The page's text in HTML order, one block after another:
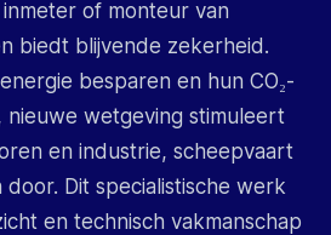
of monteur van
biedt blijvende zekerheid.
besparen en hun CO₂-
nieuwe wetgeving stimuleert
en industrie, scheepvaart
Dit specialistische werk
en technisch vakmanschap